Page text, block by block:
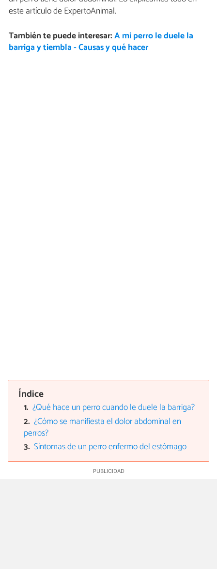
este artículo de ExpertoAnimal.
También te puede interesar:A mi perro le duele la
barriga y tiembla - Causas y qué hacer
Índice
¿Qué hace un perro cuando le duele la barriga?
¿Cómo se manifiesta el dolor abdominal en
perros?
Síntomas de un perro enfermo del estómago